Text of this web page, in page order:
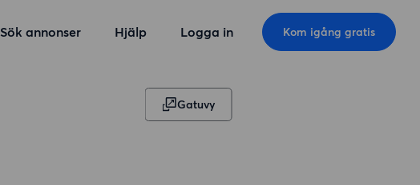
Sök annonser Hjälp Logga in Kom igång gratis
Gatuvy